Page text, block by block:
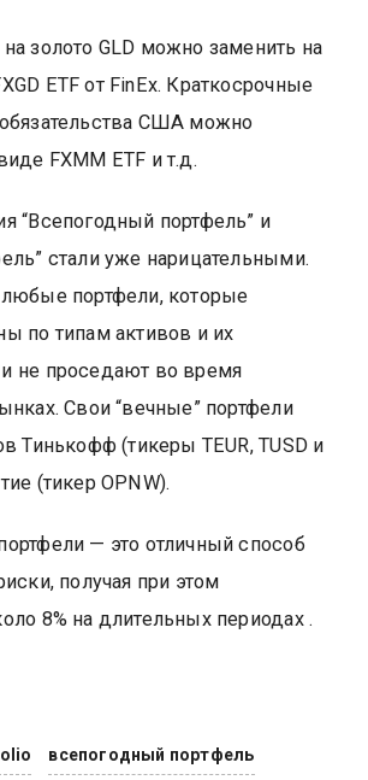
золото GLD можно заменить на
ETF от FinEx. Краткосрочные
США можно
FXMM ETF и т.д.
“Всепогодный портфель” и
стали уже нарицательными.
портфели, которые
по типам активов и их
не проседают во время
Свои “вечные” портфели
Тинькофф (тикеры TEUR, TUSD и
(тикер OPNW).
— это отличный способ
получая при этом
8% на длительных периодах .
всепогодный портфель